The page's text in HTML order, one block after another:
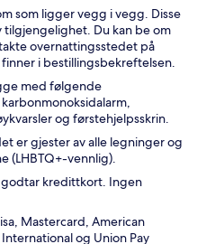
som ligger vegg i vegg. Disse
Du kan be om
overnattingsstedet på
i bestillingsbekreftelsen.
med følgende
og førstehjelpsskrin.
er gjester av alle legninger og
(LHBTQ+-vennlig).
kredittkort. Ingen
Mastercard, American
og Union Pay